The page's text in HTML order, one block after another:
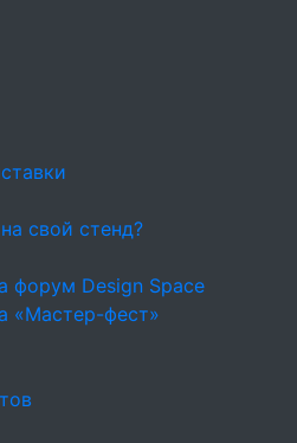
свой стенд?
форум Design Space
«Мастер-фест»